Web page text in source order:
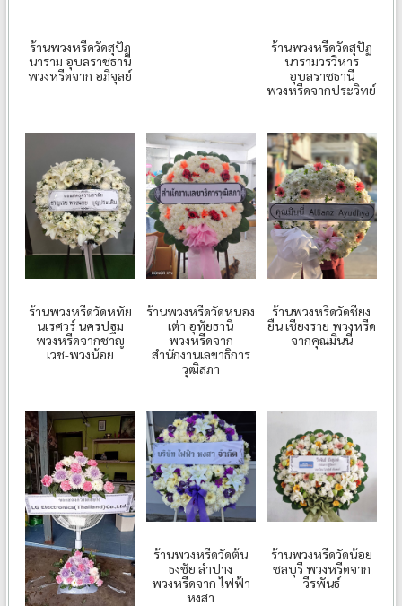
ร้านพวงหรีดวัดสุปัฎ
นาราม อุบลราชธานี
พวงหรีดจาก อภิจุลย์
ร้านพวงหรีดวัดสุปัฏ
นารามวรวิหาร
อุบลราชธานี
พวงหรีดจากประวิทย์
ร้านพวงหรีดวัดหทัย
นเรศวร์ นครปฐม
พวงหรีดจากชาญ
เวช-พวงน้อย
ร้านพวงหรีดวัดหนอง
เต่า อุทัยธานี
พวงหรีดจาก
สำนักงานเลขาธิการ
วุฒิสภา
ร้านพวงหรีดวัดชียง
ยืน เชียงราย พวงหรีด
จากคุณมินนี่
ร้านพวงหรีดวัดต้น
ธงชัย ลำปาง
พวงหรีดจาก ไฟฟ้า
หงสา
ร้านพวงหรีดวัดน้อย
ชลบุรี พวงหรีดจาก
วีรพันธ์